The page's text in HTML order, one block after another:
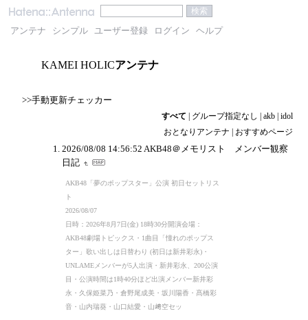
アンテナ シンプル ユーザー登録 ログイン ヘルプ
KAMEI HOLICアンテナ
>>手動更新チェッカー
すべて | グループ指定なし | akb| idol
おとなりアンテナ | おすすめページ
2026/08/08 14:56:52 AKB48＠メモリスト メンバー観察
日記
AKB48「夢のポップスター」公演 初日セットリス
ト
2026/08/07
日時：2026年8月7日(金) 18時30分開演会場：
AKB48劇場トピックス・1曲目「憧れのポップス
ター」歌い出しは日替わり (初日は新井彩永)・
UNLAMEメンバーが5人出演・新井彩永、200公演
目・公演時間は1時40分ほど出演メンバー新井彩
永・久保姫菜乃・倉野尾成美・坂川陽香・髙橋彩
音・山内瑞葵・山口結愛・山﨑空セッ